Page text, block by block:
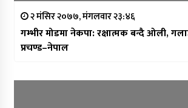
२ मंसिर २०७७, मंगलवार २३:४६
गम्भीर मोडमा नेकपा: रक्षात्मक बन्दै ओली,
प्रचण्ड–नेपाल